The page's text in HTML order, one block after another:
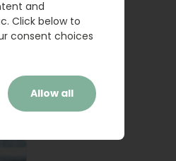
and
Click below to
consent choices
Allow all